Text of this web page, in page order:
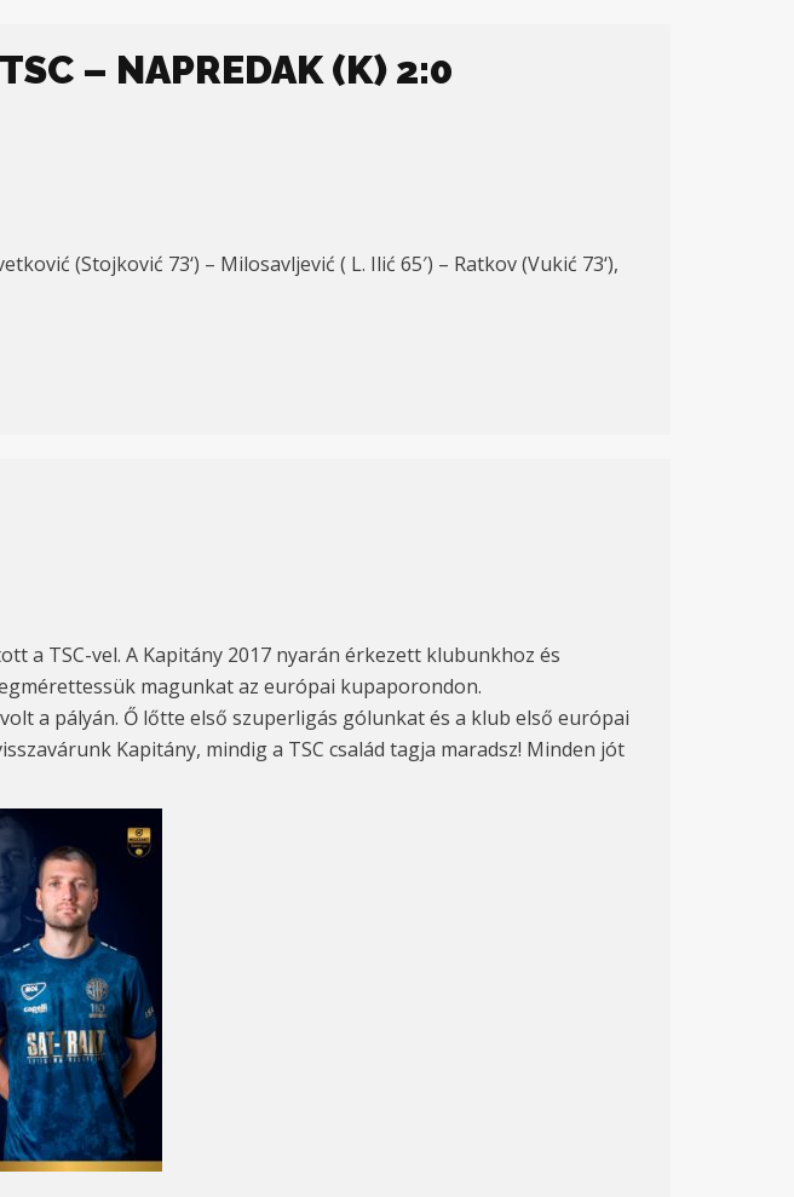
– NAPREDAK (K) 2:0
(Stojković 73‘) – Milosavljević ( L. Ilić 65′) – Ratkov (Vukić 73‘),
a TSC-vel. A Kapitány 2017 nyarán érkezett klubunkhoz és
magunkat az európai kupaporondon.
a pályán. Ő lőtte első szuperligás gólunkat és a klub első európai
Kapitány, mindig a TSC család tagja maradsz! Minden jót